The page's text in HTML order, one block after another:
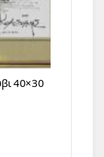
40×30